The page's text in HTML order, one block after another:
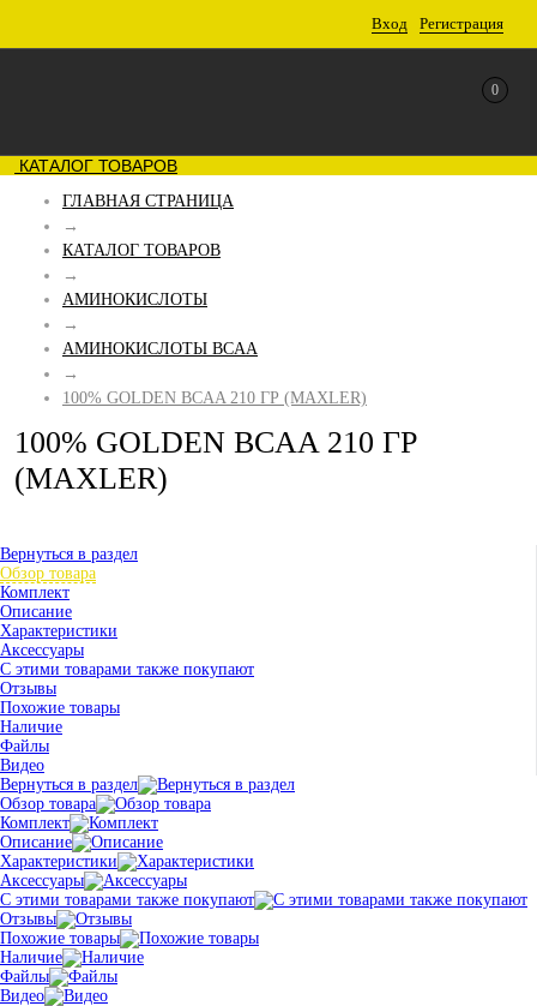
Вход Регистрация
0
КАТАЛОГ ТОВАРОВ
ГЛАВНАЯ СТРАНИЦА
→
КАТАЛОГ ТОВАРОВ
→
АМИНОКИСЛОТЫ
→
АМИНОКИСЛОТЫ BCAA
→
100% GOLDEN BCAA 210 ГР (MAXLER)
100% GOLDEN BCAA 210 ГР
(MAXLER)
Вернуться в раздел
Обзор товара
Комплект
Описание
Характеристики
Аксессуары
С этими товарами также покупают
Отзывы
Похожие товары
Наличие
Файлы
Видео
Вернуться в раздел
Обзор товара
Комплект
Описание
Характеристики
Аксессуары
С этими товарами также покупают
Отзывы
Похожие товары
Наличие
Файлы
Видео